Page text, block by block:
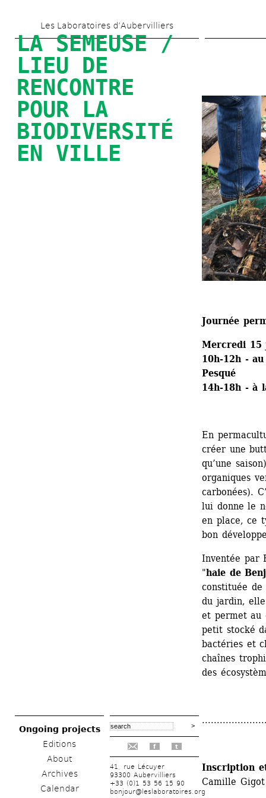
to
main
content
Les Laboratoires d’Aubervilliers
LA SEMEUSE /
LIEU DE
RENCONTRE
POUR LA
BIODIVERSITÉ
EN VILLE
Ongoing projects
Editions
About
Archives
Calendar
f t
41, rue Lécuyer
93300 Aubervilliers
+33 (0)1 53 56 15 90
bonjour@leslaboratoires.org
Journée
Mercredi 15
10h-12h -
Pesqué
14h-18h - à
En
créer une
qu’une
organiques
carbonées).
lui donne le
en place, ce
bon
Inventée par
"haie de
constituée
du jardin,
et permet au
petit stocké
bactéries et
chaînes
des
Inscription
Camille